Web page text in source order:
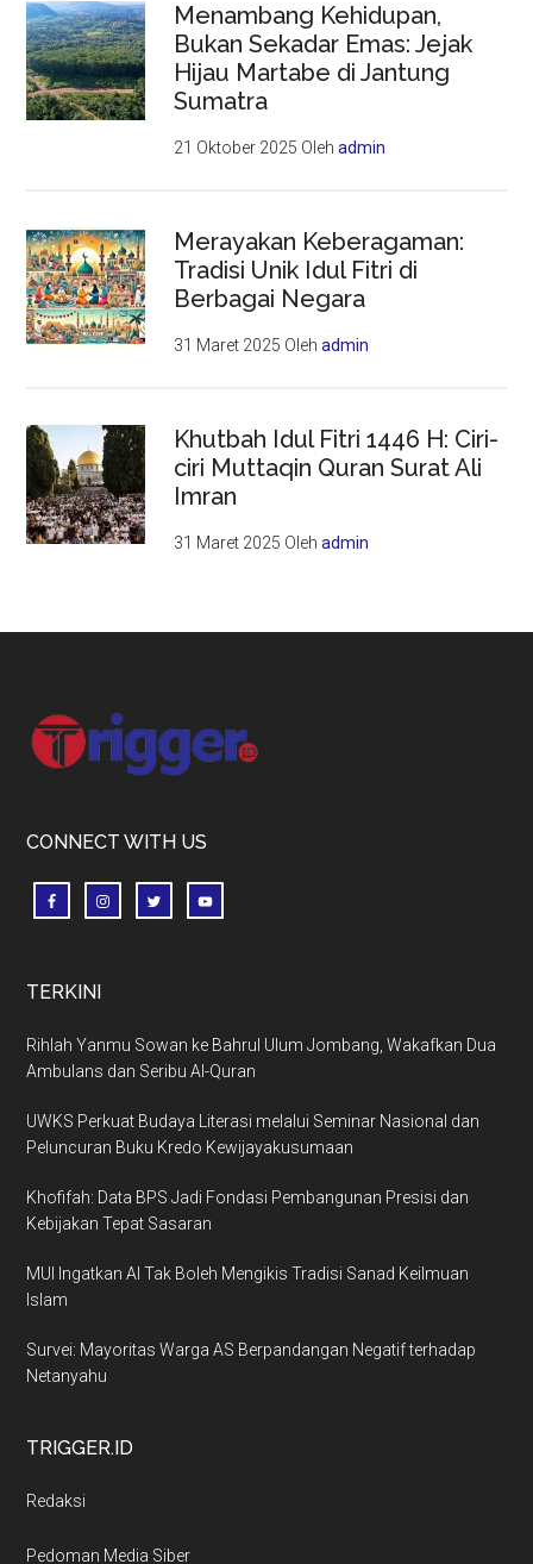
Menambang Kehidupan,
Bukan Sekadar Emas: Jejak
Hijau Martabe di Jantung
Sumatra
21 Oktober 2025 Olehadmin
Merayakan Keberagaman:
Tradisi Unik Idul Fitri di
Berbagai Negara
31 Maret 2025 Olehadmin
Khutbah Idul Fitri 1446 H: Ciri-
ciri Muttaqin Quran Surat Ali
Imran
31 Maret 2025 Olehadmin
Footer
CONNECT WITH US
TERKINI
Rihlah Yanmu Sowan ke Bahrul Ulum Jombang, Wakafkan Dua
Ambulans dan Seribu Al-Quran
UWKS Perkuat Budaya Literasi melalui Seminar Nasional dan
Peluncuran Buku Kredo Kewijayakusumaan
Khofifah: Data BPS Jadi Fondasi Pembangunan Presisi dan
Kebijakan Tepat Sasaran
MUI Ingatkan AI Tak Boleh Mengikis Tradisi Sanad Keilmuan
Islam
Survei: Mayoritas Warga AS Berpandangan Negatif terhadap
Netanyahu
TRIGGER.ID
Redaksi
Pedoman Media Siber